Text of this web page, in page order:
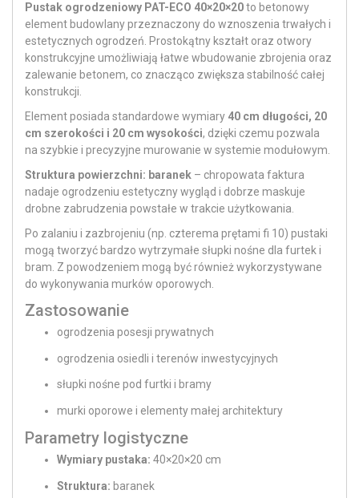
Pustak ogrodzeniowy PAT-ECO 40×20×20to betonowy
element budowlany przeznaczony do wznoszenia trwałych i
estetycznych ogrodzeń. Prostokątny kształt oraz otwory
konstrukcyjne umożliwiają łatwe wbudowanie zbrojenia oraz
zalewanie betonem, co znacząco zwiększa stabilność całej
konstrukcji.
Element posiada standardowe wymiary 40 cm długości, 20
cm szerokości i 20 cm wysokości, dzięki czemu pozwala
na szybkie i precyzyjne murowanie w systemie modułowym.
Struktura powierzchni: baranek – chropowata faktura
nadaje ogrodzeniu estetyczny wygląd i dobrze maskuje
drobne zabrudzenia powstałe w trakcie użytkowania.
Po zalaniu i zazbrojeniu (np. czterema prętami fi 10) pustaki
mogą tworzyć bardzo wytrzymałe słupki nośne dla furtek i
bram. Z powodzeniem mogą być również wykorzystywane
do wykonywania murków oporowych.
Zastosowanie
ogrodzenia posesji prywatnych
ogrodzenia osiedli i terenów inwestycyjnych
słupki nośne pod furtki i bramy
murki oporowe i elementy małej architektury
Parametry logistyczne
Wymiary pustaka: 40×20×20 cm
Struktura: baranek